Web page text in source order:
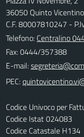
36050 Quinto
C.F. 80007810247 -
Telefono: Centralino
Fax: 0444/357388
E-mail:
PEC:
Codice Univoco per
Codice Istat 024083
Codice Catastale H134